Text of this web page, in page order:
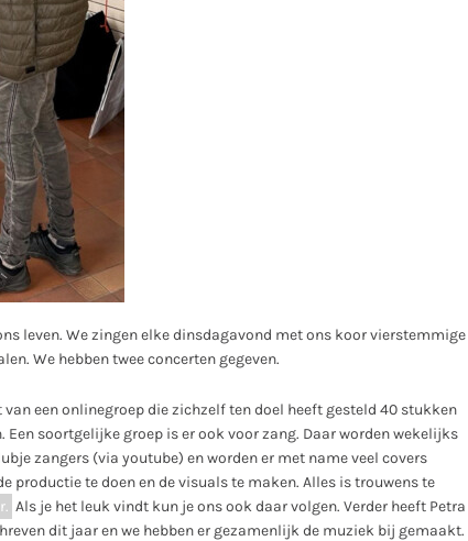
leven. We zingen elke dinsdagavond met ons koor vierstemmige
We hebben twee concerten gegeven.
een onlinegroep die zichzelf ten doel heeft gesteld 40 stukken
Een soortgelijke groep is er ook voor zang. Daar worden wekelijks
zangers (via youtube) en worden er met name veel covers
productie te doen en de visuals te maken. Alles is trouwens te
Als je het leuk vindt kun je ons ook daar volgen. Verder heeft Petra
dit jaar en we hebben er gezamenlijk de muziek bij gemaakt.